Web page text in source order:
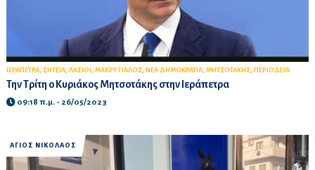
ΙΕΡΑΠΕΤΡΑ, ΣΗΤΕΙΑ, ΛΑΣΙΘΙ , ΜΑΚΡΥ ΓΙΑΛΟΣ, ΝΕΑ ΔΗΜΟΚΡΑΤΙΑ, ΜΗΤΣΟΤΑΚΗΣ, ΠΕΡΙΟΔΕΙΑ
Την Τρίτη ο Κυριάκος Μητσοτάκης στην Ιεράπετρα
09:18 π.μ. - 26/05/2023
ΑΓΙΟΣ ΝΙΚΟΛΑΟΣ